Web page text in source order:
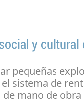
y cultural
pequeñas
sistema de
mano de obra